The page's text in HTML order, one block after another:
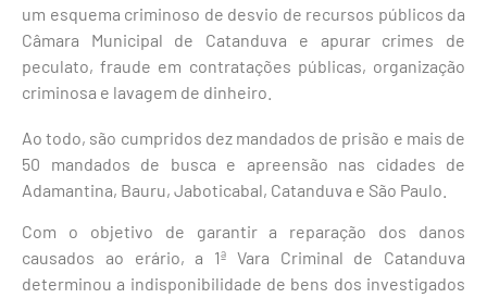
um esquema criminoso de desvio de recursos públicos da
Câmara Municipal de Catanduva e apurar crimes de
peculato, fraude em contratações públicas, organização
criminosa e lavagem de dinheiro.
Ao todo, são cumpridos dez mandados de prisão e mais de
50 mandados de busca e apreensão nas cidades de
Adamantina, Bauru, Jaboticabal, Catanduva e São Paulo.
Com o objetivo de garantir a reparação dos danos
causados ao erário, a 1ª Vara Criminal de Catanduva
determinou a indisponibilidade de bens dos investigados